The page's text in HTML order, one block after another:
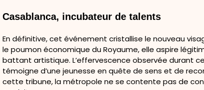
Casablanca, incubateur de talents
En définitive, cet événement cristallise le nouveau
le poumon économique du Royaume, elle aspire
battant artistique. L’effervescence observée durant
témoigne d’une jeunesse en quête de sens et de
cette tribune, la métropole ne se contente pas de